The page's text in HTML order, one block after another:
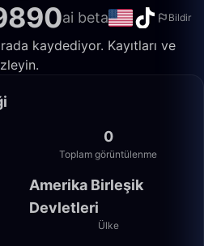
ai beta Bildir
kaydediyor. Kayıtları ve
0
Toplam görüntülenme
Amerika Birleşik
Devletleri
Ülke